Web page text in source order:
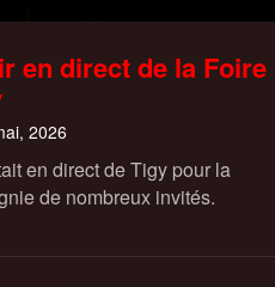
en direct de la Foire
2026
en direct de Tigy pour la
de nombreux invités.